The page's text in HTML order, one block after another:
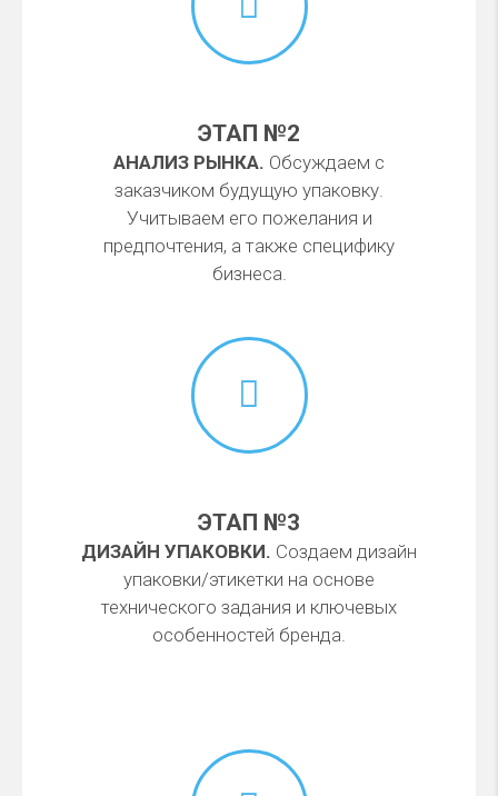
ЭТАП №2
АНАЛИЗ РЫНКА. Обсуждаем с
заказчиком будущую упаковку.
Учитываем его пожелания и
предпочтения, а также специфику
бизнеса.
ЭТАП №3
ДИЗАЙН УПАКОВКИ. Создаем дизайн
упаковки/этикетки на основе
технического задания и ключевых
особенностей бренда.